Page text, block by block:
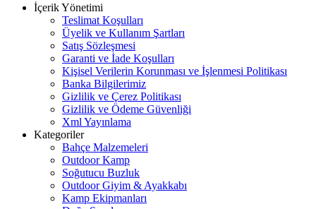
İçerik Yönetimi
Teslimat Koşulları
Üyelik ve Kullanım Şartları
Satış Sözleşmesi
Garanti ve İade Koşulları
Kişisel Verilerin Korunması ve İşlenmesi Politikası
Banka Bilgilerimiz
Gizlilik ve Çerez Politikası
Gizlilik ve Ödeme Güvenliği
Xml Yayınlama
Kategoriler
Bahçe Malzemeleri
Outdoor Kamp
Soğutucu Buzluk
Outdoor Giyim & Ayakkabı
Kamp Ekipmanları